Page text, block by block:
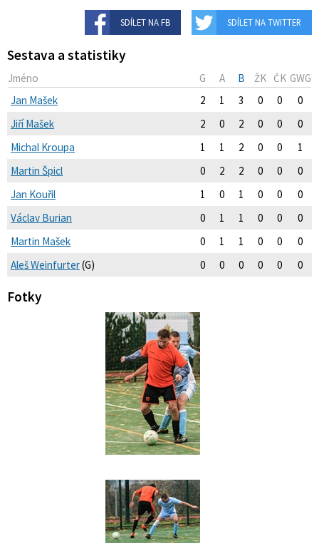
SDÍLET NA FB SDÍLET NA TWITTER
Sestava a statistiky
Jméno G A B ŽK ČK GWG
Jan Mašek
2 1 3 0 0
0
Jiří Mašek
2 0 2 0 0
0
Michal Kroupa
1 1 2 0 0
1
Martin Špicl
0 2 2 0 0
0
Jan Kouřil
1 0 1 0 0
0
Václav Burian
0 1 1 0 0
0
Martin Mašek
0 1 1 0 0
0
Aleš Weinfurter(G) 0 0 0 0 0 0
Fotky